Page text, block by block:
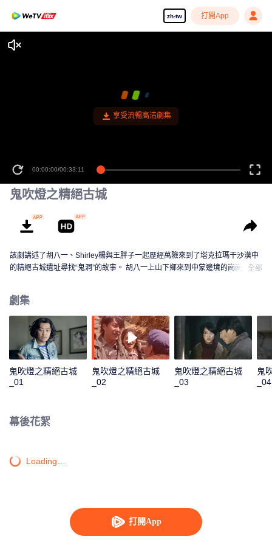
zh-tw 打開App
打開App
享受流暢高清劇集
00:00:00/00:33:11
鬼吹燈之精絕古城
該劇講述了胡八一、Shirley楊與王胖子一起歷經萬險來到了塔克拉瑪干沙漠中
的精絕古城遺址尋找“鬼洞”的故事。 胡八一上山下鄉來到中蒙邊境的崗崗營
八一利用自己懂得的墓葬祕術逃得不死。復員後，胡八一和好友胖子一起加入
了一支前往新疆考古的考古隊。一行人歷經萬險來到了塔克拉瑪干沙漠中的精
絕古城遺址，進入了地下“鬼洞”。洞中機關重重、陷阱不斷，這神祕的鬼洞似乎
在一位先知的掌控之中。
全部
劇集
鬼吹燈之精絕古城
_01
鬼吹燈之精絕古城
_02
鬼吹燈之精絕古城
_03
鬼
_04
幕後花絮
Loading…